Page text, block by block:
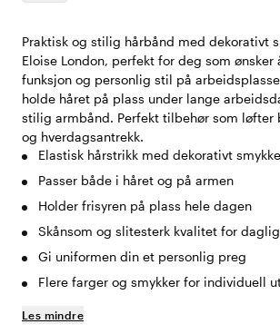
Praktisk og stilig hårbånd med dekorativt
Eloise London, perfekt for deg som ønsker
funksjon og personlig stil på
holde håret på plass under lange
stilig armbånd. Perfekt tilbehør som
og hverdagsantrekk.
Elastisk hårstrikk med dekorativt smykke
Passer både i håret og på armen
Holder frisyren på plass hele dagen
Skånsom og slitesterk kvalitet for
Gi uniformen din et personlig preg
Flere farger og smykker for individuell
Les mindre